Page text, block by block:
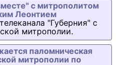
с митрополитом
Леонтием
"Губерния" с
митрополии.
паломническая
митрополии по